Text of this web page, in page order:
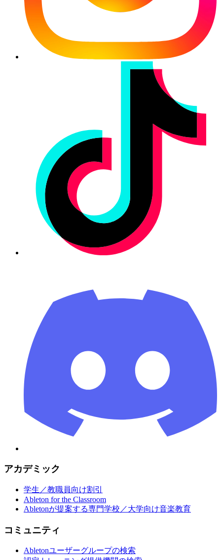
アカデミック
学生／教職員向け割引
Ableton for the Classroom
Abletonが提案する専門学校／大学向け音楽教育
コミュニティ
Abletonユーザーグループの検索